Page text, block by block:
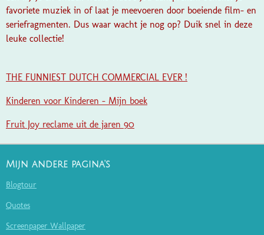
favoriete muziek in of laat je meevoeren door boeiende film- en
seriefragmenten. Dus waar wacht je nog op? Duik snel in deze
leuke collectie!
THE FUNNIEST DUTCH COMMERCIAL EVER !
Kinderen voor Kinderen - Mijn boek
Fruit Joy reclame uit de jaren 90
Mijn andere pagina's
Blogtour
Quotes
Screenpaper Wallpaper